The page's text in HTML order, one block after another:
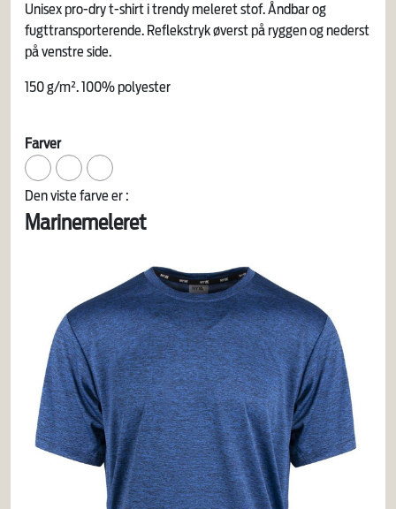
Unisex pro-dry t-shirt i trendy meleret stof. Åndbar og
fugttransporterende. Reflekstryk øverst på ryggen og nederst
på venstre side.
150 g/m². 100% polyester
Farver
Den viste farve er :
Marinemeleret